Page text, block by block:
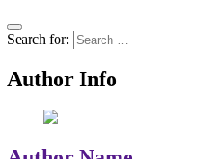
Search for:
Author Info